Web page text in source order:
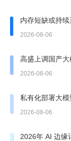
内存短缺或持
2026-08-06
高盛上调国产大
求走强
2026-08-06
私有化部署大
2026-08-06
2026年 AI 边缘